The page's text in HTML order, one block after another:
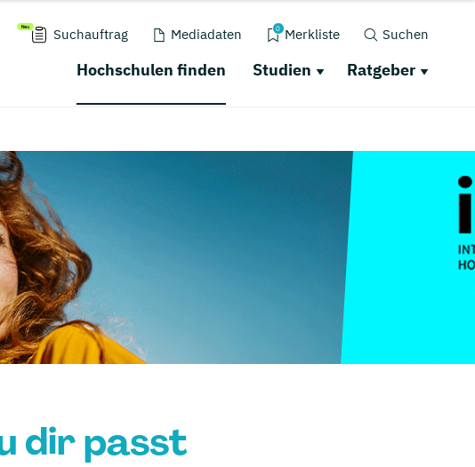
Suchauftrag Mediadaten 0 Merkliste Suchen
Hochschulen finden Studien Ratgeber
dir passt